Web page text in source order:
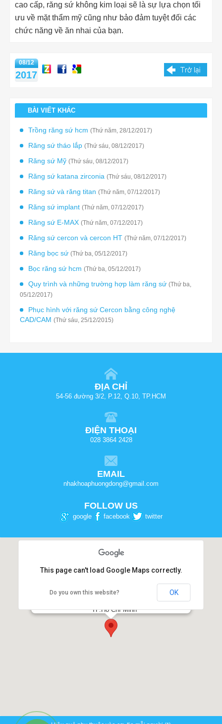
cao cấp, răng sứ không kim loại sẽ là sự lựa chọn tối
ưu về mặt thẩm mỹ cũng như bảo đảm tuyệt đối các
chức năng về ăn nhai của bạn.
08/12
2017
BÀI VIẾT KHÁC
Trồng răng sứ hcm (Thứ năm, 28/12/2017)
Răng sứ tháo lắp (Thứ sáu, 08/12/2017)
Răng sứ Mỹ (Thứ sáu, 08/12/2017)
Răng sứ katana zirconia (Thứ sáu, 08/12/2017)
Răng sứ và răng titan (Thứ năm, 07/12/2017)
Răng sứ implant (Thứ năm, 07/12/2017)
Răng sứ E-MAX (Thứ năm, 07/12/2017)
Răng sứ cercon và cercon HT (Thứ năm, 07/12/2017)
Răng bọc sứ (Thứ ba, 05/12/2017)
Bọc răng sứ hcm (Thứ ba, 05/12/2017)
Quy trình và những trường hợp làm răng sứ (Thứ ba,
05/12/2017)
Phục hình với răng sứ Cercon bằng công nghệ
CAD/CAM (Thứ sáu, 25/12/2015)
ĐỊA CHỈ
54-56 đường 3/2, P.12, Q.10, TP.HCM
ĐIỆN THOẠI
028 3864 2428
EMAIL
nhakhoaphuongdong@gmail.com
FOLLOW US
google facebook twitter
NHA KHOA PHƯƠNG ĐÔNG
Số 54-56, Đường 3 tháng 2, Phường 12, Quận 10,
TP.Hồ Chí Minh
This page can't load Google Maps correctly.
Do you own this website? OK